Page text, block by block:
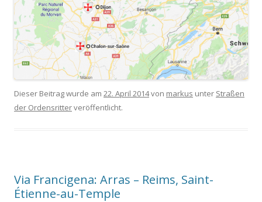
Dieser Beitrag wurde am 22. April 2014von markus unter Straßen
der Ordensritterveröffentlicht.
Via Francigena: Arras – Reims, Saint-
Étienne-au-Temple